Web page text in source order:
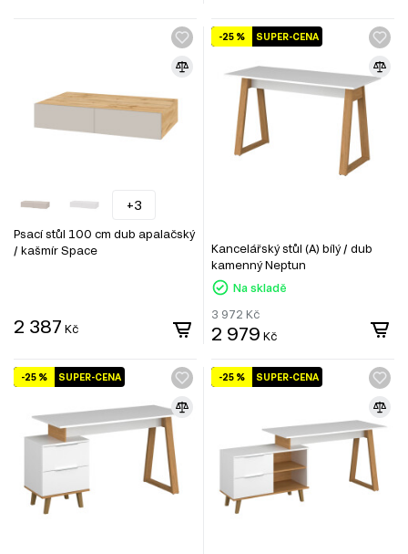
+3
Psací stůl 100 cm dub apalačský
/ kašmír Space
2 387 Kč
SUPER-CENA
-25 %
Kancelářský stůl (A) bílý / dub
kamenný Neptun
Na skladě
3 972 Kč
2 979 Kč
SUPER-CENA
-25 % SUPER-CENA
-25 %